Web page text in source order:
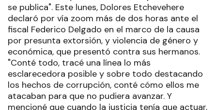
se publica". Este lunes, Dolores Etchevehere
declaró por vía zoom más de dos horas ante el
fiscal Federico Delgado en el marco de la causa
por presunta extorsión, y violencia de género y
económica, que presentó contra sus hermanos.
"Conté todo, tracé una línea lo más
esclarecedora posible y sobre todo destacando
los hechos de corrupción, conté cómo ellos me
atacaban para que no pudiera avanzar. Y
mencioné que cuando la justicia tenía que actuar,